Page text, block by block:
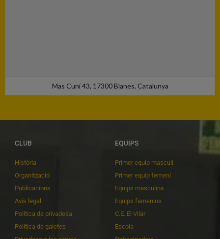
Mas Cuní 43, 17300 Blanes, Catalunya
CLUB
Història
Organització
Publicacions
Avís legal
Política de privadesa
Política de galetes
EQUIPS
Primer equip masculí
Primer equip femení
Equips masculins
Equips femenins
C.E. El Vilar
Escola